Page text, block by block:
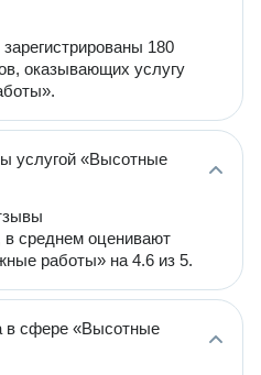
180
оказывающих услугу
услугой «Высотные
среднем оценивают
работы» на 4.6 из 5.
в сфере «Высотные